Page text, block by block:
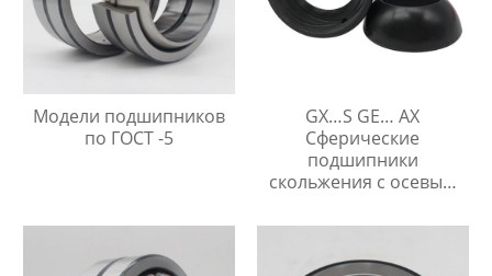
Модели подшипников
по ГОСТ -5
GX…S GE… AX
Сферические
подшипники
скольжения с осевым